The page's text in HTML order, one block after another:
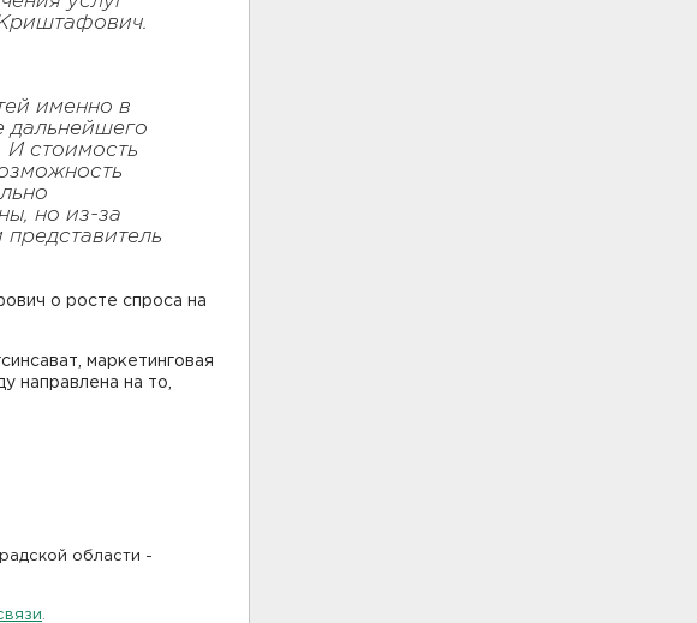
именно в
дальнейшего
И стоимость
но из-за
о росте спроса на
маркетинговая
направлена на то,
области -